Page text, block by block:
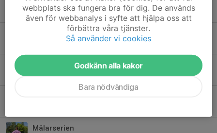
8 jun, 21:22 0
Första omgången i mälarserien är spelad
28 maj, 19:05 0
Spelschema den 24 maj
19 maj, 16:19 0
Mälarserien
webbplats ska fungera bra för dig. De används
även för webbanalys i syfte att hjälpa oss att
förbättra våra tjänster.
Så använder vi cookies
Godkänn alla kakor
Bara nödvändiga